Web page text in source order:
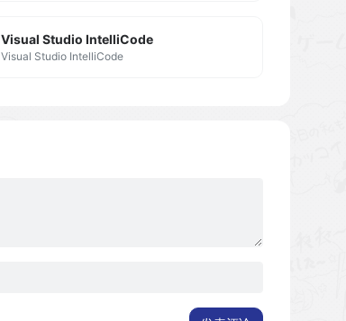
Visual Studio IntelliCode
Visual Studio IntelliCode